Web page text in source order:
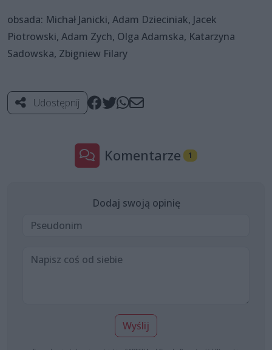
obsada: Michał Janicki, Adam Dzieciniak, Jacek
Piotrowski, Adam Zych, Olga Adamska, Katarzyna
Sadowska, Zbigniew Filary
Udostępnij
Komentarze 1
Dodaj swoją opinię
Wyślij